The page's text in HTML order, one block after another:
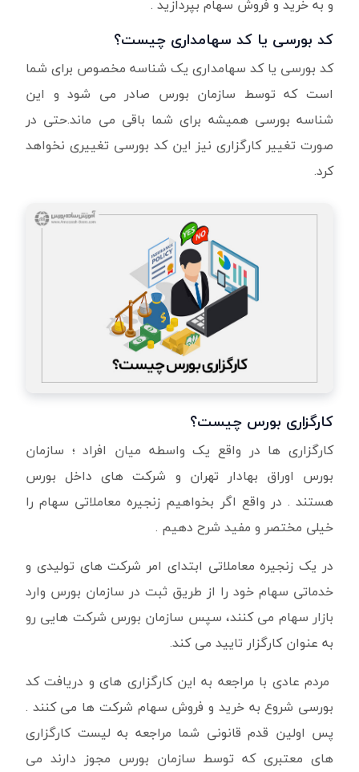
و به خرید و فروش سهام بپردازید .
کد بورسی یا کد سهامداری چیست؟
کد بورسی یا کد سهامداری یک شناسه مخصوص برای شما
است که توسط سازمان بورس صادر می شود و این
شناسه بورسی همیشه برای شما باقی می ماند.حتی در
صورت تغییر کارگزاری نیز این کد بورسی تغییری نخواهد
کرد.
کارگزاری بورس چیست؟
کارگزاری ها در واقع یک واسطه میان افراد ؛ سازمان
بورس اوراق بهادار تهران و شرکت های داخل بورس
هستند . در واقع اگر بخواهیم زنجیره معاملاتی سهام را
خیلی مختصر و مفید شرح دهیم .
در یک زنجیره معاملاتی ابتدای امر شرکت های تولیدی و
خدماتی سهام خود را از طریق ثبت در سازمان بورس وارد
بازار سهام می کنند، سپس سازمان بورس شرکت هایی رو
به عنوان کارگزار تایید می کند.
مردم عادی با مراجعه به این کارگزاری های و دریافت کد
بورسی شروع به خرید و فروش سهام شرکت ها می کنند .
پس اولین قدم قانونی شما مراجعه به لیست کارگزاری
های معتبری که توسط سازمان بورس مجوز دارند می